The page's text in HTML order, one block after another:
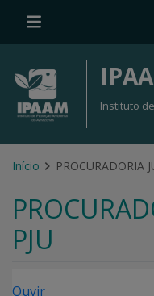
Instituto
Início PROCURADORIA
PJU
Ouvir